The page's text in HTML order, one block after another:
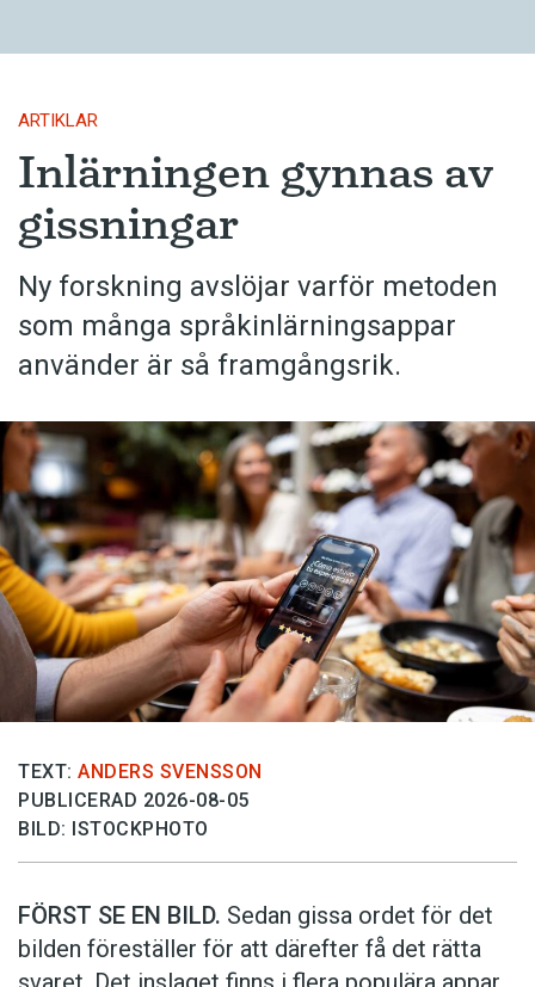
ARTIKLAR
Inlärningen gynnas av
gissningar
Ny forskning avslöjar varför metoden
som många språkinlärningsappar
använder är så framgångsrik.
TEXT: ANDERS SVENSSON
PUBLICERAD 2026-08-05
BILD: ISTOCKPHOTO
FÖRST SE EN BILD. Sedan gissa ordet för det
bilden föreställer för att därefter få det rätta